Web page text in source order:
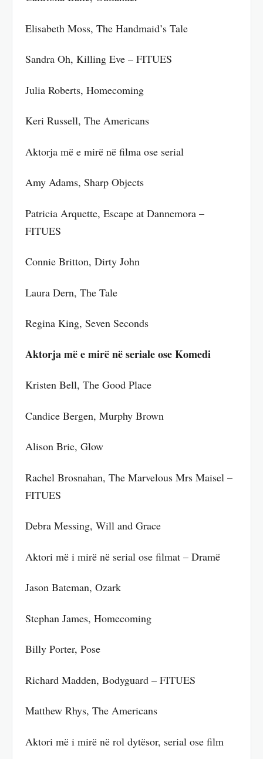
Elisabeth Moss, The Handmaid’s Tale
Sandra Oh, Killing Eve – FITUES
Julia Roberts, Homecoming
Keri Russell, The Americans
Aktorja më e mirë në filma ose serial
Amy Adams, Sharp Objects
Patricia Arquette, Escape at Dannemora –
FITUES
Connie Britton, Dirty John
Laura Dern, The Tale
Regina King, Seven Seconds
Aktorja më e mirë në seriale ose Komedi
Kristen Bell, The Good Place
Candice Bergen, Murphy Brown
Alison Brie, Glow
Rachel Brosnahan, The Marvelous Mrs Maisel –
FITUES
Debra Messing, Will and Grace
Aktori më i mirë në serial ose filmat – Dramë
Jason Bateman, Ozark
Stephan James, Homecoming
Billy Porter, Pose
Richard Madden, Bodyguard – FITUES
Matthew Rhys, The Americans
Aktori më i mirë në rol dytësor, serial ose film